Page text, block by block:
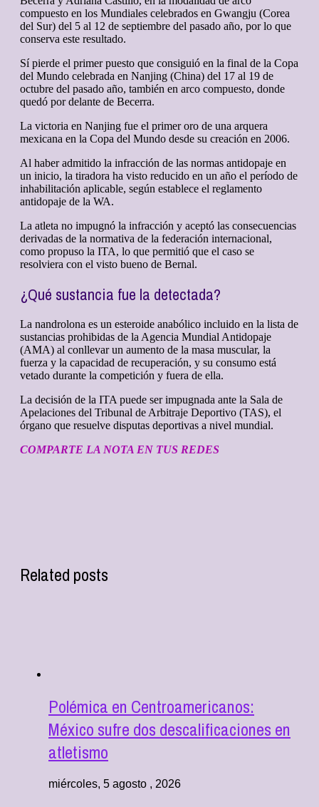
compuesto en los Mundiales celebrados en Gwangju (Corea
del Sur) del 5 al 12 de septiembre del pasado año, por lo que
conserva este resultado.
Sí pierde el primer puesto que consiguió en la final de la Copa
del Mundo celebrada en Nanjing (China) del 17 al 19 de
octubre del pasado año, también en arco compuesto, donde
quedó por delante de Becerra.
La victoria en Nanjing fue el primer oro de una arquera
mexicana en la Copa del Mundo desde su creación en 2006.
Al haber admitido la infracción de las normas antidopaje en
un inicio, la tiradora ha visto reducido en un año el período de
inhabilitación aplicable, según establece el reglamento
antidopaje de la WA.
La atleta no impugnó la infracción y aceptó las consecuencias
derivadas de la normativa de la federación internacional,
como propuso la ITA, lo que permitió que el caso se
resolviera con el visto bueno de Bernal.
¿Qué sustancia fue la detectada?
La nandrolona es un esteroide anabólico incluido en la lista de
sustancias prohibidas de la Agencia Mundial Antidopaje
(AMA) al conllevar un aumento de la masa muscular, la
fuerza y la capacidad de recuperación, y su consumo está
vetado durante la competición y fuera de ella.
La decisión de la ITA puede ser impugnada ante la Sala de
Apelaciones del Tribunal de Arbitraje Deportivo (TAS), el
órgano que resuelve disputas deportivas a nivel mundial.
COMPARTE LA NOTA EN TUS REDES
Related posts
Polémica en Centroamericanos:
México sufre dos descalificaciones en
atletismo
miércoles, 5 agosto , 2026